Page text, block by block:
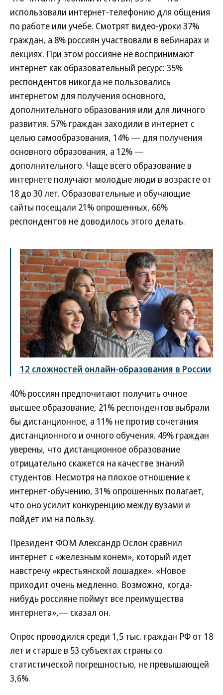
использовали интернет-телефонию для общения
по работе или учебе. Смотрят видео-уроки 37%
граждан, а 8% россиян участвовали в вебинарах и
лекциях. При этом россияне не воспринимают
интернет как образовательный ресурс: 35%
респондентов никогда не пользовались
интернетом для получения основного,
дополнительного образования или для личного
развития. 57% граждан заходили в интернет с
целью самообразования, 14% — для получения
основного образования, а 12% —
дополнительного. Чаще всего образование в
интернете получают молодые люди в возрасте от
18 до 30 лет. Образовательные и обучающие
сайты посещали 21% опрошенных, 66%
респондентов не доводилось этого делать.
12 сложностей онлайн-образования в России
40% россиян предпочитают получить очное
высшее образование, 21% респондентов выбрали
бы дистанционное, а 11% не против сочетания
дистанционного и очного обучения. 49% граждан
уверены, что дистанционное образование
отрицательно скажется на качестве знаний
студентов. Несмотря на плохое отношение к
интернет-обучению, 31% опрошенных полагает,
что оно усилит конкуренцию между вузами и
пойдет им на пользу.
Президент ФОМ Александр Ослон сравнил
интернет с «железным конем», который идет
навстречу «крестьянской лошадке». «Новое
приходит очень медленно. Возможно, когда-
нибудь россияне поймут все преимущества
интернета»,— сказал он.
Опрос проводился среди 1,5 тыс. граждан РФ от 18
лет и старше в 53 субъектах страны со
статистической погрешностью, не превышающей
3,6%.